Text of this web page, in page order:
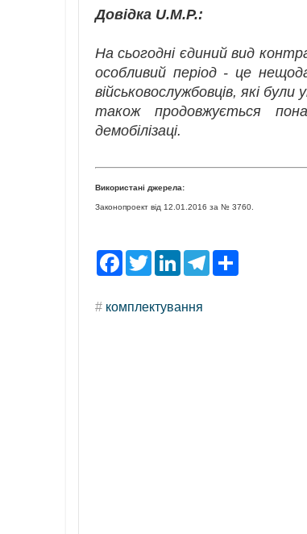
Довідка U.M.P.:
На сьогодні єдиний вид
особливий період - це
військовослужбовців, які
також продовжується
демобілізаці.
Використані джерела:
Законопроект від 12.01.2016 за № 3760.
F
a
b
T
w
t
L
e
T
# комплектування